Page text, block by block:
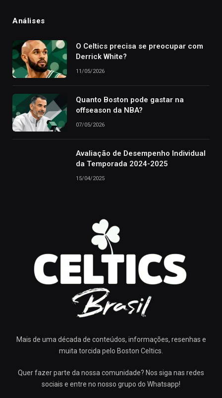
Análises
O Celtics precisa se preocupar com
Derrick White?
11/05/2026
Quanto Boston pode gastar na
offseason da NBA?
07/05/2026
Avaliação de Desempenho Individual
da Temporada 2024-2025
15/04/2025
Mais de uma década de conteúdos, informações, resenhas e
muita torcida pelo Boston Celtics.
Quer fazer parte da nossa comunidade? Nos siga nas redes
sociais e entre no nosso grupo do Whatsapp!